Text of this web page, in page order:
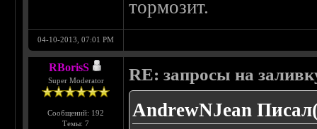
тормозит.
04-10-2013, 07:01 PM
RBorisS
Super Moderator
Сообщений: 192
Темы: 7
RE: запросы на
AndrewNJean